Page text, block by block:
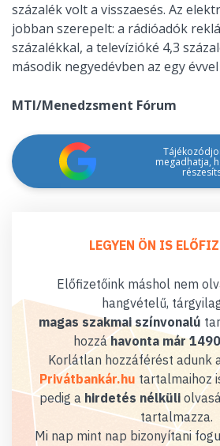
százalék volt a visszaesés. Az
jobban szerepelt: a rádióadók
százalékkal, a televízióké 4,3
második negyedévben az egy
MTI/Menedzsment Fórum
megadhatja,
LEGYEN ÖN IS
Előfizetőink máshol nem
hangvételű,
magas szakmai színvonalú
hozzáhavonta már
Korlátlan hozzáférést adunk
Privátbankár.hu tartalmaihoz
pedig a hirdetés nélküli
tartalmazza.
Mi nap mint nap bizonyítani